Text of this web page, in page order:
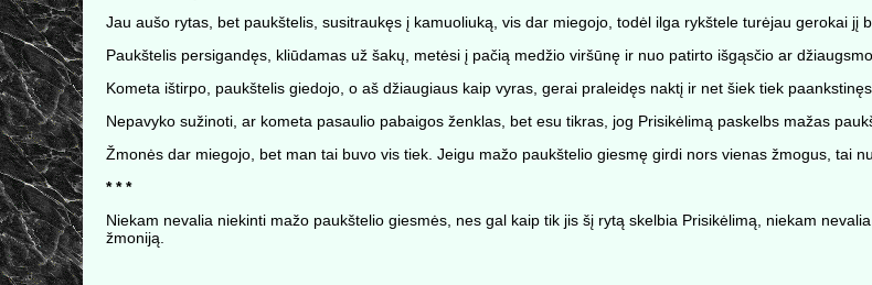
Jau aušo rytas, bet paukštelis, susitraukęs į kamuoliuką, vis dar miegojo, todėl ilga rykštele turėjau gerokai jį
Paukštelis persigandęs, kliūdamas už šakų, metėsi į pačią medžio viršūnę ir nuo patirto išgąsčio ar
Kometa ištirpo, paukštelis giedojo, o aš džiaugiaus kaip vyras, gerai praleidęs naktį ir net šiek tiek
Nepavyko sužinoti, ar kometa pasaulio pabaigos ženklas, bet esu tikras, jog Prisikėlimą paskelbs mažas
Žmonės dar miegojo, bet man tai buvo vis tiek. Jeigu mažo paukštelio giesmę girdi nors vienas žmogus, tai
* * *
Niekam nevalia niekinti mažo paukštelio giesmės, nes gal kaip tik jis šį rytą skelbia Prisikėlimą, niekam
žmoniją.